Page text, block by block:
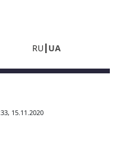
RU UA
15.11.2020